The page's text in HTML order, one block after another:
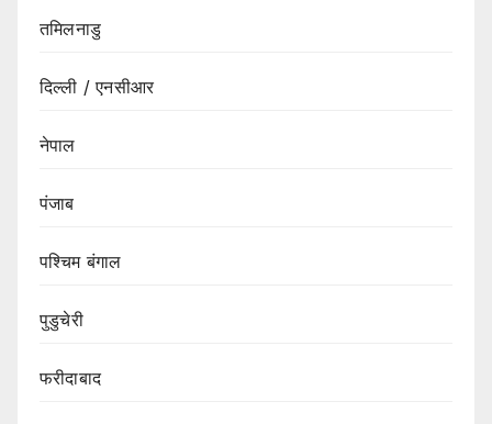
तमिलनाडु
दिल्ली / एनसीआर
नेपाल
पंजाब
पश्चिम बंगाल
पुडुचेरी
फरीदाबाद